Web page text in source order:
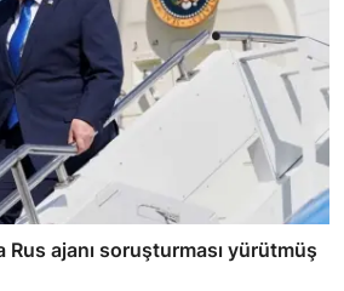
Rus ajanı soruşturması yürütmüş